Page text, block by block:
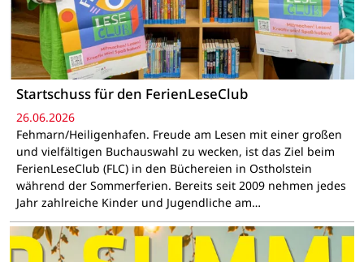
Startschuss für den FerienLeseClub
26.06.2026
Fehmarn/Heiligenhafen. Freude am Lesen mit einer großen
und vielfältigen Buchauswahl zu wecken, ist das Ziel beim
FerienLeseClub (FLC) in den Büchereien in Ostholstein
während der Sommerferien. Bereits seit 2009 nehmen jedes
Jahr zahlreiche Kinder und Jugendliche am…